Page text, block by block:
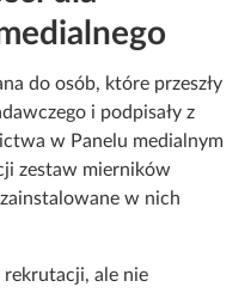
do osób, które przeszły
i podpisały z
w Panelu medialnym
zestaw mierników
w nich
rekrutacji, ale nie